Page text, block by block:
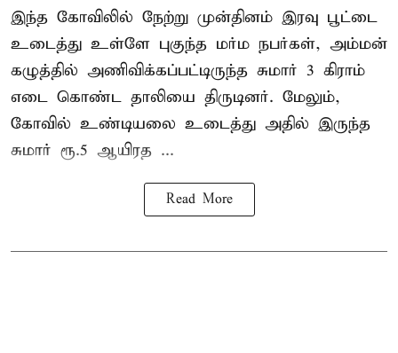
இந்த கோவிலில் நேற்று முன்தினம் இரவு பூட்டை
உடைத்து உள்ளே புகுந்த மர்ம நபர்கள், அம்மன்
கழுத்தில் அணிவிக்கப்பட்டிருந்த சுமார் 3 கிராம்
எடை கொண்ட தாலியை திருடினர். மேலும்,
கோவில் உண்டியலை உடைத்து அதில் இருந்த
சுமார் ரூ.5 ஆயிரத ...
Read More